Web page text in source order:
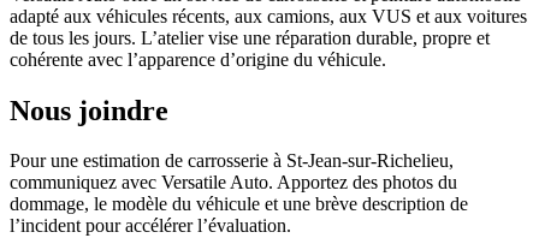
adapté aux véhicules récents, aux camions, aux VUS et aux voitures
de tous les jours. L’atelier vise une réparation durable, propre et
cohérente avec l’apparence d’origine du véhicule.
Nous joindre
Pour une estimation de carrosserie à St-Jean-sur-Richelieu,
communiquez avec Versatile Auto. Apportez des photos du
dommage, le modèle du véhicule et une brève description de
l’incident pour accélérer l’évaluation.